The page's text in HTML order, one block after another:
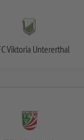
Viktoria Untererthal